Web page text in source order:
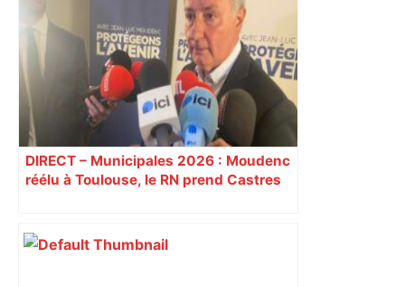
DIRECT – Municipales 2026 : Moudenc
réélu à Toulouse, le RN prend Castres